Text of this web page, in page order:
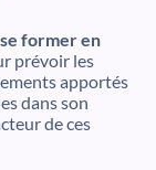
former en
prévoir les
apportés
dans son
de ces